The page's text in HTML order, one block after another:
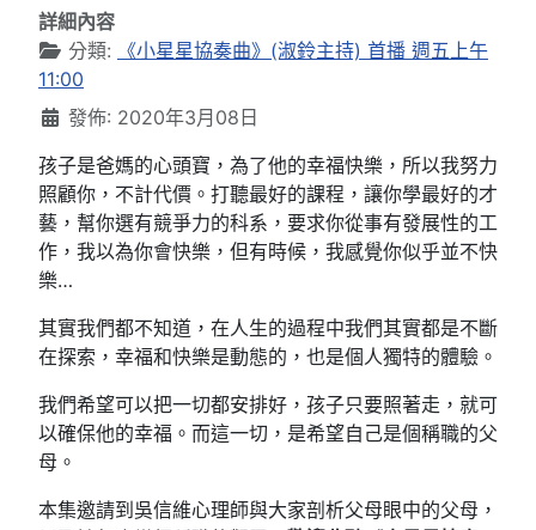
詳細內容
分類:
《小星星協奏曲》(淑鈴主持) 首播 週五上午
11:00
發佈: 2020年3月08日
孩子是爸媽的心頭寶，為了他的幸福快樂，所以我努力
照顧你，不計代價。打聽最好的課程，讓你學最好的才
藝，幫你選有競爭力的科系，要求你從事有發展性的工
作，我以為你會快樂，但有時候，我感覺你似乎並不快
樂…
其實我們都不知道，在人生的過程中我們其實都是不斷
在探索，幸福和快樂是動態的，也是個人獨特的體驗。
我們希望可以把一切都安排好，孩子只要照著走，就可
以確保他的幸福。而這一切，是希望自己是個稱職的父
母。
本集邀請到吳信維心理師與大家剖析父母眼中的父母，